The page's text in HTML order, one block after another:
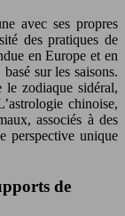
avec ses propres
des pratiques de
en Europe et en
sur les saisons.
le zodiaque sidéral,
chinoise,
associés à des
perspective unique
de